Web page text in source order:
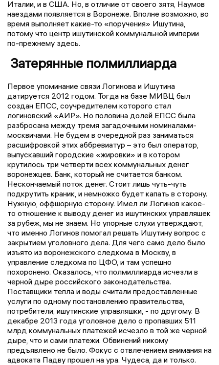
Италии, и в США. Но, в отличие от своего зятя, Наумов
наездами появляется в Воронеже. Вполне возможно, во
время выполняет какие-то «поручения» Ишутина,
потому что центр ишутинской коммунальной империи
по-прежнему здесь.
Затерянные полмиллиарда
Первое упоминание связи Логинова и Ишутина
датируется 2012 годом. Тогда на базе МИВЦ был
создан ЕПСС, соучредителем которого стал
логиновский «АИР». Но половина долей ЕПСС была
разбросана между тремя загадочными номиналами-
москвичами. Не будем в очередной раз заниматься
расшифровкой этих аббревиатур – это был оператор,
выпускавший городские «жировки» и в котором
крутилось три четверти всех коммунальных денег
воронежцев. Банк, который не считается банком.
Нескончаемый поток денег. Стоит лишь чуть-чуть
подкрутить краник, и немножко будет капать в сторону.
Нужную, оффшорную сторону. Имел ли Логинов какое-
то отношение к выводу денег из ишутинских управляшек
за рубеж, мы не знаем. Но упорные слухи утверждают,
что именно Логинов помогал решать Ишутину вопрос с
закрытием уголовного дела. Для чего само дело было
изъято из воронежского следкома в Москву, в
управление следкома по ЦФО, и там успешно
похоронено. Оказалось, что полмиллиарда исчезли в
черной дыре российского законодательства.
Поставщики тепла и воды считали предоставленные
услуги по одному постановлению правительства,
потребители, ишутинские управляшки, - по другому. В
декабре 2013 года уголовное дело о пропавших 511
млрд коммунальных платежей исчезло в той же черной
дыре, что и сами платежи. Обвинений никому
предъявлено не было. Фокус с отвлечением внимания на
адвоката Падву прошел на ура. Чудеса, да и только.